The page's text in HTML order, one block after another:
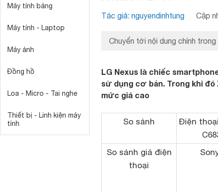
Máy tính bảng
Máy tính - Laptop
Máy ảnh
Đồng hồ
Loa - Micro - Tai nghe
Thiết bị - Linh kiện máy
tính
Tác giả: nguyendinhtung Cập
Chuyển tới nội dung chính trong
LG Nexus là chiếc
sử dụng cơ bản. Trong khi
mức giá cao
So sánh
Điện
So sánh giá điện
thoại